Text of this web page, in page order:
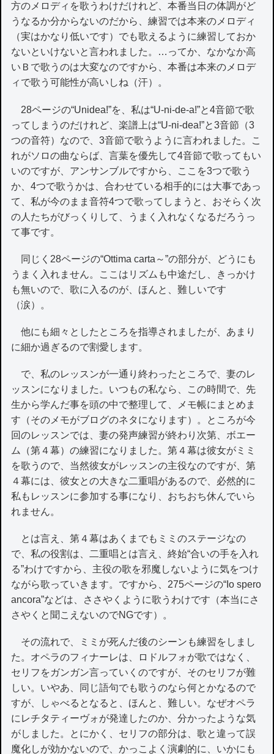
方のメロディを歌うわけだけれど、本番当日の体調がど
うなるか分からないのだから、練習では本来のメロディ
（実はかなり低いです）でも歌えるように練習しておか
ないといけないと言われました。…ってか、なかなか高
いＢで歌うのは大変なのですから、本番は本来のメロデ
ィで歌う可能性が高いしね（汗）。
28ページの“Unidea!”を、私は“U-ni-de-a!”と4音節で歌
ってしまうのだけれど、楽譜上は“U-ni-dea!”と3音節（3
つの音符）なので、3音節で歌うように言われました。こ
れがソロの曲ならば、言葉を優先して4音節で歌ってもい
いのですが、アンサンブルですから、ここを3つで歌う
か、4つで歌うかは、合わせている相手的には大事であっ
て、私が今のまま音符4つで歌ってしまうと、おそらく次
の人たちがびっくりして、うまく入れなくなるだろうっ
て事です。
同じく28ページの“Ottima carta～”の部分が、どうにも
うまく入れません。ここはリズムも中途だし、きっかけ
も無いので、歌に入るのが、ほんと、難しいです
（涙）。
他にも細々としたところを指導されましたが、あまり
に細か過ぎるので割愛します。
で、私のレッスンが一通り終わったところで、妻のレ
ッスンになりました。いつもの私なら、この時間で、先
生から学んだ事を頭の中で整理して、メモ帳にまとめま
す（そのメモがブログのネタになります）。ところが今
回のレッスンでは、妻の発声練習が終わり次第、ボエー
ム（第４幕）の練習になりました。第４幕は彼女がミミ
を歌うので、当然彼女がレッスンの主役なのですが、第
４幕には、彼女との大きな二重唱があるので、必然的に
私もレッスンに参加する事になり、おちおち休んでいら
れません。
とは言え、第４幕はあくまでもミミのステージなの
で、私の役割は、二重唱とは言え、終始“合いの手を入れ
る”わけですから、主役の歌を邪魔しないように気をつけ
ながら歌っていきます。ですから、275ページの“Io spero
ancora”などは、ささやくように歌うわけです（本当にさ
さやくと聞こえないのでNGです）。
その流れで、ミミが死んだ後のシーンも練習をしまし
た。オペラのフィナーレは、ロドルフォが歌ではなく、
セリフをガンガン言っていくのですが、そのセリフが難
しい。いやあ、同じ語句でも歌うのなら何とかなるので
すが、しゃべるとなると、ほんと、難しい。なぜオペラ
にレチタティーヴォが発達したのか、分かったような気
がしました。とにかく、セリフの部分は、歌と違って誤
魔化しが効かないので、かっこよく演劇的に、いかにも